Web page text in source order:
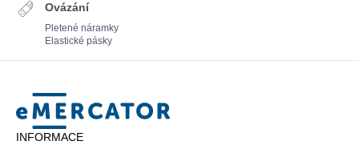
Ovázání
Pletené náramky
Elastické pásky
Mercator
INFORMACE